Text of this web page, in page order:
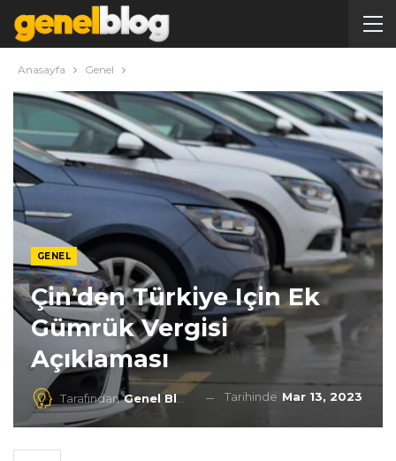
Anasayfa Genel
GENEL
Çin’den Türkiye Için Ek
Gümrük Vergisi
Açıklaması
TarafındanGenel Blog Tarihinde Mar 13, 2023